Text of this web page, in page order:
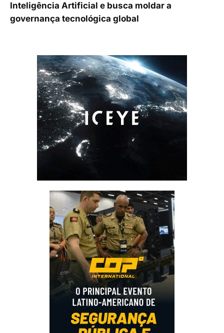
Inteligência Artificial e busca moldar a
governança tecnológica global